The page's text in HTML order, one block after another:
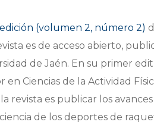
(volumen 2, número 2)
es de acceso abierto,
de Jaén. En su primer
en Ciencias de la Actividad
revista es publicar los
de los deportes de